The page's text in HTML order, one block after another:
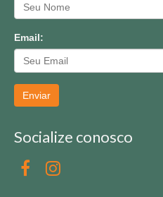
Email:
Enviar
Socialize conosco